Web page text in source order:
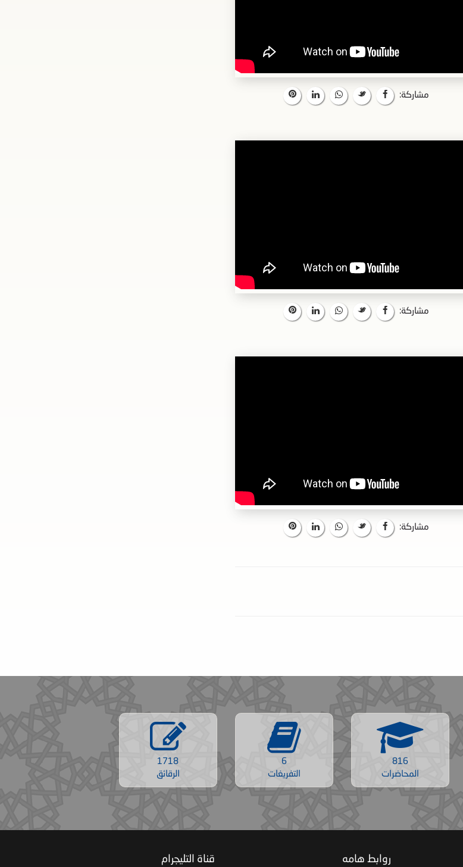
مشاركة:
مشاركة:
مشاركة:
816
المحاضرات
6
التفريغات
1718
الرقائق
روابط هامه ‏ قناة التليجرام